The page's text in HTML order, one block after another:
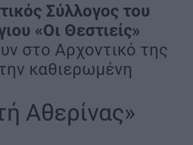
Σύλλογος του
«Οι Θεστιείς»
στο Αρχοντικό της
καθιερωμένη
Αθερίνας»